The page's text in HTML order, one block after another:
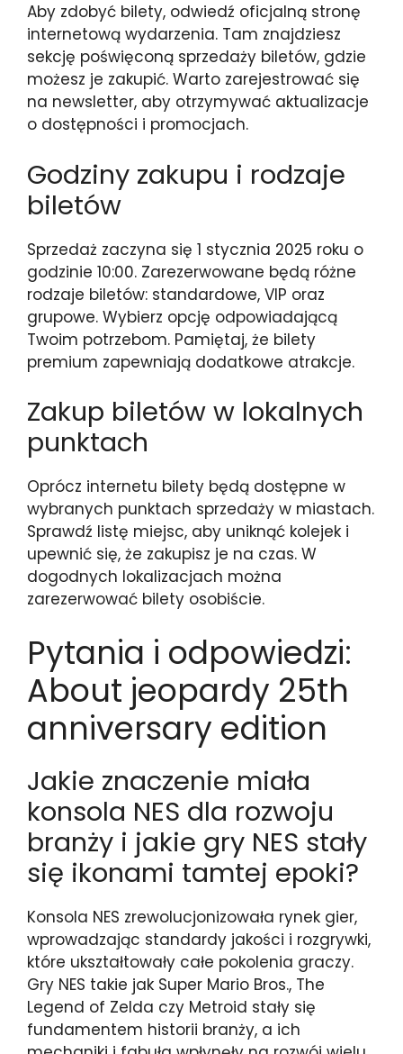
Aby zdobyć bilety, odwiedź oficjalną stronę
internetową wydarzenia. Tam znajdziesz
sekcję poświęconą sprzedaży biletów, gdzie
możesz je zakupić. Warto zarejestrować się
na newsletter, aby otrzymywać aktualizacje
o dostępności i promocjach.
Godziny zakupu i rodzaje
biletów
Sprzedaż zaczyna się 1 stycznia 2025 roku o
godzinie 10:00. Zarezerwowane będą różne
rodzaje biletów: standardowe, VIP oraz
grupowe. Wybierz opcję odpowiadającą
Twoim potrzebom. Pamiętaj, że bilety
premium zapewniają dodatkowe atrakcje.
Zakup biletów w lokalnych
punktach
Oprócz internetu bilety będą dostępne w
wybranych punktach sprzedaży w miastach.
Sprawdź listę miejsc, aby uniknąć kolejek i
upewnić się, że zakupisz je na czas. W
dogodnych lokalizacjach można
zarezerwować bilety osobiście.
Pytania i odpowiedzi:
About jeopardy 25th
anniversary edition
Jakie znaczenie miała
konsola NES dla rozwoju
branży i jakie gry NES stały
się ikonami tamtej epoki?
Konsola NES zrewolucjonizowała rynek gier,
wprowadzając standardy jakości i rozgrywki,
które ukształtowały całe pokolenia graczy.
Gry NES takie jak Super Mario Bros., The
Legend of Zelda czy Metroid stały się
fundamentem historii branży, a ich